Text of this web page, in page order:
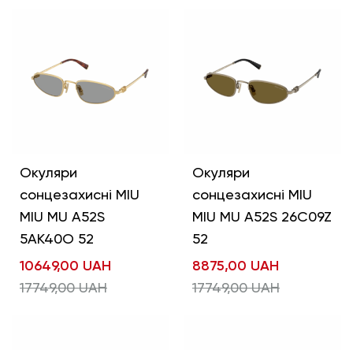
Окуляри
сонцезахисні MIU
MIU MU A52S
5AK40O 52
10649,00 UAH
17749,00UAH
Окуляри
сонцезахисні MIU
MIU MU A52S 26C09Z
52
8875,00 UAH
17749,00UAH